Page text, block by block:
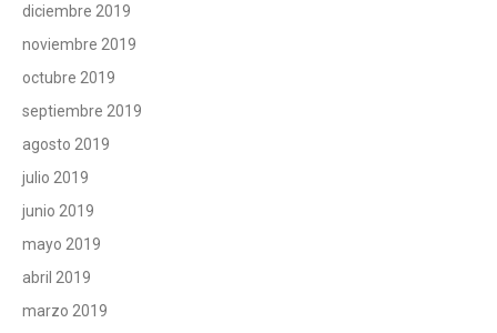
diciembre 2019
noviembre 2019
octubre 2019
septiembre 2019
agosto 2019
julio 2019
junio 2019
mayo 2019
abril 2019
marzo 2019